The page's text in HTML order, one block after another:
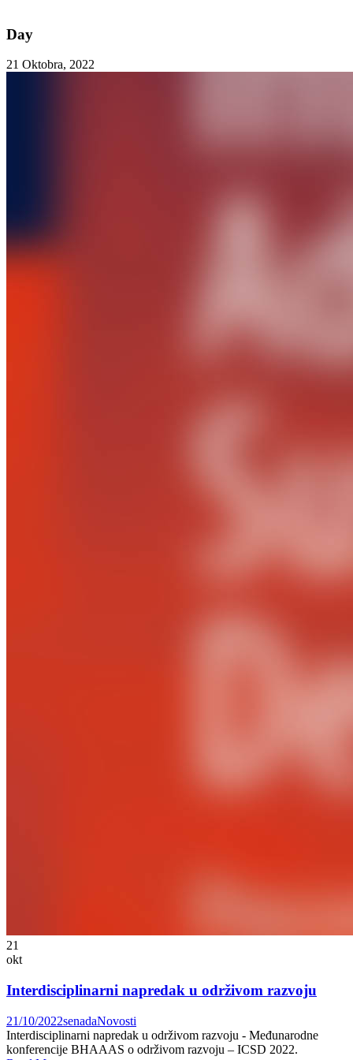
Day
21 Oktobra, 2022
21
okt
Interdisciplinarni napredak u održivom razvoju
21/10/2022senadaNovosti
Interdisciplinarni napredak u održivom razvoju - Međunarodne
konferencije BHAAAS o održivom razvoju – ICSD 2022.